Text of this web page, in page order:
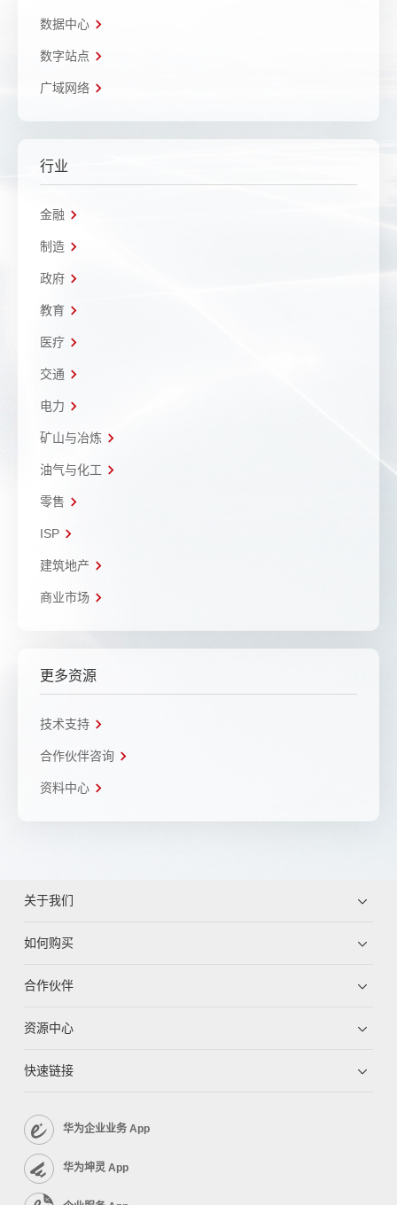
数据中心
数字站点
广域网络
行业
金融
制造
政府
教育
医疗
交通
电力
矿山与冶炼
油气与化工
零售
ISP
建筑地产
商业市场
更多资源
技术支持
合作伙伴咨询
资料中心
关于我们
如何购买
合作伙伴
资源中心
快速链接
华为企业业务 App
华为坤灵 App